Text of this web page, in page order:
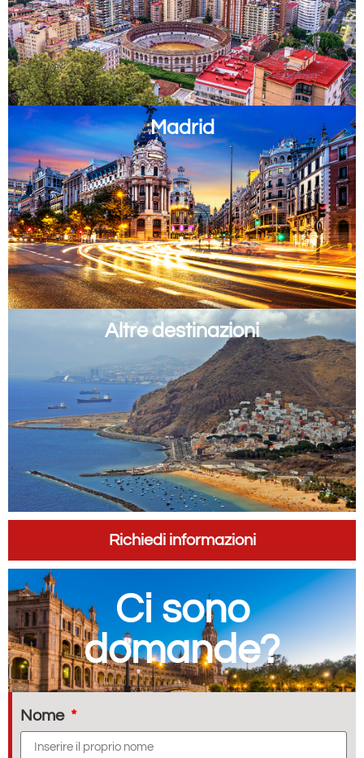
Madrid
Altre destinazioni​
Richiedi informazioni
Ci sono
domande?
Nome